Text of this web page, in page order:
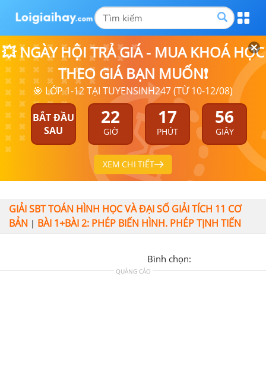
💥 NGÀY HỘI TRẢ GIÁ - MUA KHOÁ HỌC
THEO GIÁ BẠN MUỐN❗
🎯 LỚP 1-12 TẠI TUYENSINH247 (TỪ 10-12/08)
BẮT ĐẦU
SAU
22
GIỜ
17
PHÚT
56
GIÂY
XEM CHI TIẾT
GIẢI SBT TOÁN HÌNH HỌC VÀ ĐẠI SỐ GIẢI TÍCH 11 CƠ
BẢN | BÀI 1+BÀI 2: PHÉP BIẾN HÌNH. PHÉP TỊNH TIẾN
Bình chọn:
QUẢNG CÁO